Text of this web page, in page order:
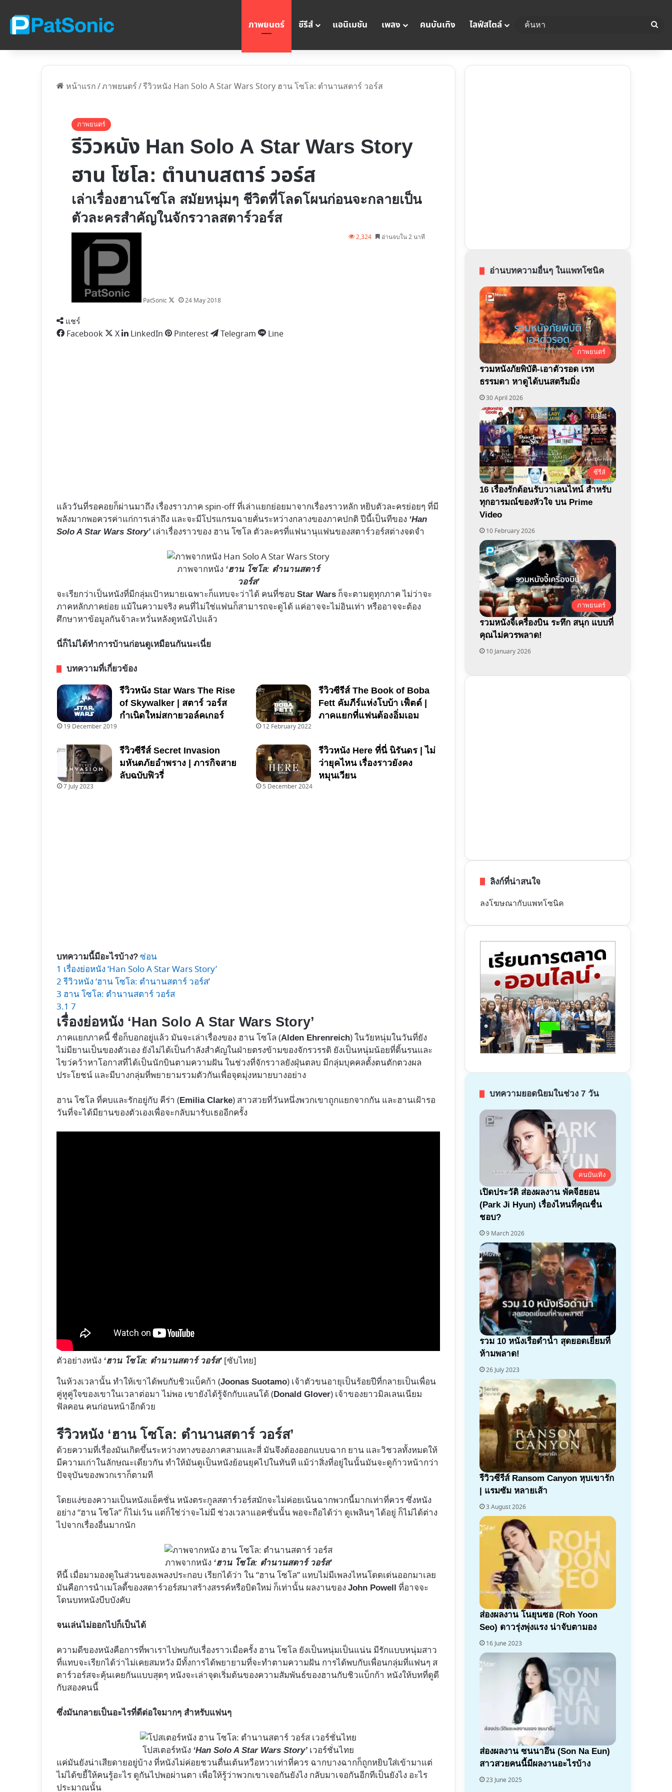
ภาพยนตร์ ซีรีส์ แอนิเมชัน เพลง คนบันเทิง ไลฟ์สไตล์
หน้าแรก/ภาพยนตร์/รีวิวหนัง Han Solo A Star Wars Story ฮาน โซโล: ตำนานสตาร์ วอร์ส
ภาพยนตร์
รีวิวหนัง Han Solo A Star Wars Story
ฮาน โซโล: ตำนานสตาร์ วอร์ส
เล่าเรื่องฮาน​โซโล สมัยหนุ่มๆ ชีวิตที่โลดโผนก่อนจะกลายเป็น
ตัวละครสำคัญในจักรวาลสตาร์วอร์ส
PatSonic 24 May 2018
2,324 อ่านจบใน 2 นาที
แชร์
Facebook
X LinkedIn Pinterest Telegram Line
แล้ววันที่รอคอยก็ผ่านมาถึง เรื่องราวภาค spin-off ที่เล่าแยกย่อยมาจากเรื่องราวหลัก หยิบตัวละครย่อยๆ ที่มี
พลังมากพอควรค่าแก่การเล่าถึง และจะมีโปรแกรมฉายคั่นระหว่างกลางของภาคปกติ ปีนี้เป็นทีของ ‘Han
Solo A Star Wars Story’ เล่าเรื่องราวของ ฮาน โซโล ตัวละครที่แฟนานุแฟนของสตาร์วอร์สต่างจดจำ
ภาพจากหนัง ‘ฮาน โซโล: ตำนานสตาร์
วอร์ส’
จะเรียกว่าเป็นหนังที่มีกลุ่มเป้าหมายเฉพาะก็แทบจะว่าได้ คนที่ชอบStar Wars ก็จะตามดูทุกภาค ไม่ว่าจะ
ภาคหลักภาคย่อย แม้ในความจริง คนที่ไม่ใช่แฟนก็สามารถจะดูได้ แค่อาจจะไม่อินเท่า หรืออาจจะต้อง
ศึกษาหาข้อมูลกันจ้าละหวั่นหลังดูหนังไปแล้ว
นี่ก็ไม่ได้ทำการบ้านก่อนดูเหมือนกันนะเนี่ย
บทความที่เกี่ยวข้อง
รีวิวหนัง Star Wars The Rise
of Skywalker | สตาร์ วอร์ส
กำเนิดใหม่สกายวอล์คเกอร์
19 December 2019
รีวิวซีรีส์ The Book of Boba
Fett คัมภีร์แห่งโบบ้า เฟ็ตต์ |
ภาคแยกที่แฟนต้องอิ่มเอม
12 February 2022
รีวิวซีรีส์ Secret Invasion
มหันตภัยอำพราง | ภารกิจสาย
ลับฉบับฟิวรี่
7 July 2023
รีวิวหนัง Here ที่นี่ นิรันดร | ไม่
ว่ายุคไหน เรื่องราวยังคง
หมุนเวียน
5 December 2024
บทความนี้มีอะไรบ้าง? ซ่อน
1 เรื่องย่อหนัง ‘Han Solo A Star Wars Story’
2 รีวิวหนัง ‘ฮาน โซโล: ตำนานสตาร์ วอร์ส’
3 ฮาน โซโล: ตำนานสตาร์ วอร์ส
3.1 7
เรื่องย่อหนัง ‘Han Solo A Star Wars Story’
ภาคแยกภาคนี้ ชื่อก็บอกอยู่แล้ว มันจะเล่าเรื่องของ ฮาน โซโล (Alden Ehrenreich) ในวัยหนุ่มในวันที่ยัง
ไม่มียานเป็นของตัวเอง ยังไม่ได้เป็นกำลังสำคัญในฝ่ายตรงข้ามของจักรวรรดิ ยังเป็นหนุ่มน้อยที่ดิ้นรนและ
ไขว่คว้าหาโอกาสที่ได้เป็นนักบินตามความฝัน ในช่วงที่จักรวาลยังฝุ่นตลบ มีกลุ่มบุคคลตั้งตนตักตวงผล
ประโยชน์ และมีบางกลุ่มที่พยายามรวมตัวกันเพื่อจุดมุ่งหมายบางอย่าง
ฮาน โซโล ที่คบและรักอยู่กับ คีร่า (Emilia Clarke) สาวสวยที่วันหนึ่งพวกเขาถูกแยกจากกัน และฮานเฝ้ารอ
วันที่จะได้มียานของตัวเองเพื่อจะกลับมารับเธออีกครั้ง
ตัวอย่างหนัง ‘ฮาน โซโล: ตำนานสตาร์ วอร์ส’ [ซับไทย]
ในห้วงเวลานั้น ทำให้เขาได้พบกับชิวแบ็คก้า (Joonas Suotamo) เจ้าตัวขนอายุเป็นร้อยปีที่กลายเป็นเพื่อน
คู่หูคู่ใจของเขาในเวลาต่อมา ไม่พอ เขายังได้รู้จักกับแลนโด้ (Donald Glover) เจ้าของยาวมิลเลนเนียม
ฟัลคอน คนก่อนหน้าอีกด้วย
รีวิวหนัง ‘ฮาน โซโล: ตำนานสตาร์ วอร์ส’
ด้วยความที่เรื่องมันเกิดขึ้นระหว่างทางของภาคสามและสี่ มันจึงต้องออกแบบฉาก ยาน และวิชวลทั้งหมดให้
มีความเก่าในลักษณะเดียวกัน ทำให้มันดูเป็นหนังย้อนยุคไปในทันที แม้ว่าสิ่งที่อยู่ในนั้นมันจะดูก้าวหน้ากว่า
ปัจจุบันของพวกเราก็ตามที
โดยแง่ของความเป็นหนังแอ็คชั่น หนังตระกูลสตาร์วอร์สมักจะไม่ค่อยเน้นฉากพวกนี้มากเท่าที่ควร ซึ่งหนัง
อย่าง “ฮาน โซโล” ก็ไม่เว้น แต่ก็ใช่ว่าจะไม่มี ช่วงเวลาแอคชั่นนั้น พอจะถือได้ว่า ดูเพลินๆ ได้อยู่ ก็ไม่ได้ต่าง
ไปจากเรื่องอื่นมากนัก
ภาพจากหนัง ‘ฮาน โซโล: ตำนานสตาร์ วอร์ส’
ทีนี้ เมื่อมามองดูในส่วนของเพลงประกอบ เรียกได้ว่า ใน “ฮาน โซโล” แทบไม่มีเพลงไหนโดดเด่นออกมาเลย
มันคือการนำเมโลดี้ของสตาร์วอร์สมาสร้างสรรค์หรือบิดใหม่ ก็เท่านั้น ผลงานของJohn Powell ที่อาจจะ
โดนบทหนังบีบบังคับ
จนเล่นไม่ออกไปก็เป็นได้
ความดีของหนังคือการที่พาเราไปพบกับเรื่องราวเมื่อครั้ง ฮาน โซโล ยังเป็นหนุ่มเป็นแน่น มีรักแบบหนุ่มสาว
ที่แทบจะเรียกได้ว่าไม่เคยสมหวัง มีทั้งการได้พยายามที่จะทำตามความฝัน การได้พบกับเพื่อนกลุ่มที่แฟนๆ ส
ตาร์วอร์สจะคุ้นเคยกันแบบสุดๆ หนังจะเล่าจุดเริ่มต้นของความสัมพันธ์ของฮานกับชิวแบ็กก้า หนังให้บทที่ดูดี
กับสองคนนี้
ซึ่งมันกลายเป็นอะไรที่ดีต่อใจมากๆ สำหรับแฟนๆ
โปสเตอร์หนัง ‘Han Solo A Star Wars Story’ เวอร์ชั่นไทย
แค่มันยังน่าเสียดายอยู่บ้าง ที่หนังไม่ค่อยชวนตื่นเต้นหวือหวาเท่าที่ควร ฉากบางฉากก็ถูกหยิบใส่เข้ามาแต่
ไม่ได้ขยี้ให้คนรู้อะไร ดูกันไปพอผ่านตา เพื่อให้รู้ว่าพวกเขาเจอกันยังไง กลับมาเจอกันอีกทีเป็นยังไง อะไร
ประมาณนั้น
อ่านบทความอื่นๆ ในแพทโซนิค
ภาพยนตร์
รวมหนังภัยพิบัติ-เอาตัวรอด เรท
ธรรมดา หาดูได้บนสตรีมมิ่ง
30 April 2026
ซีรีส์
16 เรื่องรักต้อนรับวาเลนไทน์ สำหรับ
ทุกอารมณ์ของหัวใจ บน Prime
Video
10 February 2026
ภาพยนตร์
รวมหนังจี้เครื่องบิน ระทึก สนุก แบบที่
คุณไม่ควรพลาด!
10 January 2026
ลิงก์ที่น่าสนใจ
ลงโฆษณากับแพทโซนิค
บทความยอดนิยมในช่วง 7 วัน
คนบันเทิง
เปิดประวัติ ส่องผลงาน พัคจีฮยอน
(Park Ji Hyun) เรื่องไหนที่คุณชื่น
ชอบ?
9 March 2026
รวม 10 หนังเรือดำน้ำ สุดยอดเยี่ยมที่
ห้ามพลาด!
26 July 2023
7.1
รีวิวซีรีส์ Ransom Canyon หุบเขารัก
| แรมซัม หลายเส้า
3 August 2026
ส่องผลงาน โนยุนซอ (Roh Yoon
Seo) ดาวรุ่งพุ่งแรง น่าจับตามอง
16 June 2023
ส่องผลงาน ซนนาอึน (Son Na Eun)
สาวสวยคนนี้มีผลงานอะไรบ้าง
23 June 2025